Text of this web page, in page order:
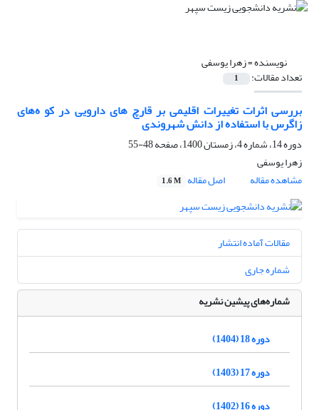
نویسنده =زهرا یوسفی
تعداد مقالات: 1
بررسی اثرات تغییرات اقلیمی بر قارچ های دارویی در کو ه‌های
زاگرس با استفاده از دانش شهروندی
دوره 14، شماره 4، زمستان 1400، صفحه
48-55
زهرا یوسفی
مشاهده مقاله
اصل مقاله 1.6 M
مقالات آماده انتشار
شماره جاری
شماره‌های پیشین نشریه
دوره 18 (1404)
دوره 17 (1403)
دوره 16 (1402)